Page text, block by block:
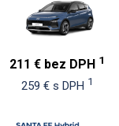
211 € bez DPH 1
259 € s DPH 1